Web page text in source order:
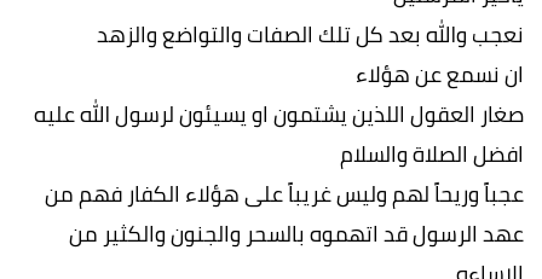
نعجب والله بعد كل تلك الصفات والتواضع والزهد
ان نسمع عن هؤلاء
صغار العقول اللذين يشتمون او يسيئون لرسول الله عليه
افضل الصلاة والسلام
عجباََ وريحاََ لهم وليس غريباََ على هؤلاء الكفار فهم من
عهد الرسول قد اتهموه بالسحر والجنون والكثير من